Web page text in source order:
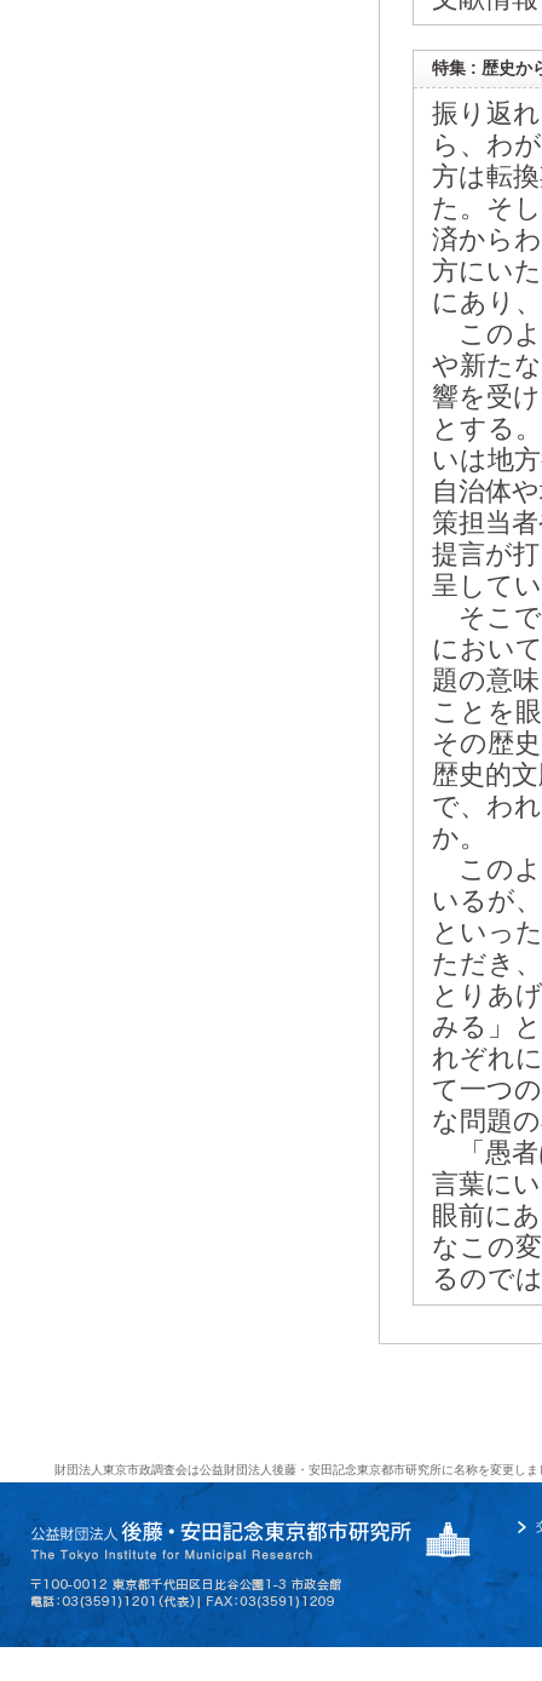
特集 : 歴史か
振り返
ら、わ
方は転
た。そ
済から
方にい
にあり
このよ
や新た
響を受
とする
いは地
自治体
策担当
提言が
呈して
そこで
におい
題の意
ことを
その歴
歴史的
で、わ
か。
このよ
いるが
といっ
ただき
とりあ
みる」
れぞれ
て一つ
な問題
「愚者
言葉に
眼前に
なこの
るので
財団法人東京市政調査会は公益財団法人後藤・安田記念東京都市研究所に名称を変更しま